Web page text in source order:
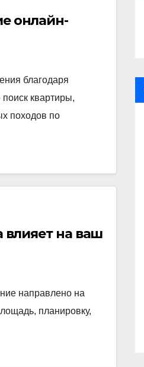
онлайн-
благодаря
квартиры,
походов по
влияет на ваш
направлено на
планировку,